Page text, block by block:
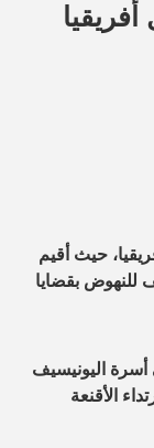
حيث أقيم
للنهوض بقضايا
اليونيسيف
الأقنعة